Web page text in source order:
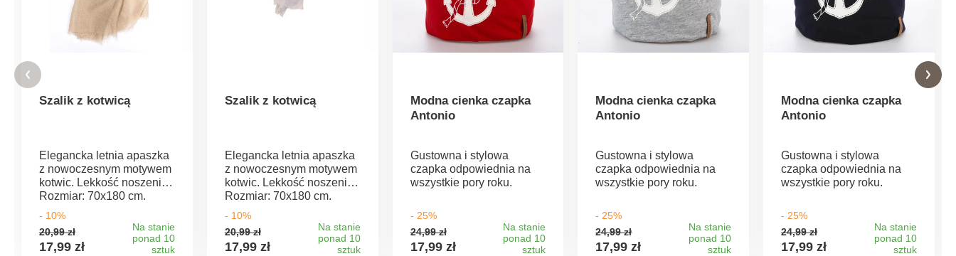
Szalik z kotwicą
Elegancka letnia apaszka
z nowoczesnym motywem
kotwic. Lekkość noszenia.
Rozmiar: 70x180 cm.
Materiał: 35 % wiskoza, 65
% poliester.
- 10%
20,99 zł
17,99 zł
Na stanie
ponad 10
sztuk
Szalik z kotwicą
Elegancka letnia apaszka
z nowoczesnym motywem
kotwic. Lekkość noszenia.
Rozmiar: 70x180 cm.
Materiał: 35 % wiskoza, 65
% poliester.
- 10%
20,99 zł
17,99 zł
Na stanie
ponad 10
sztuk
Modna cienka czapka
Antonio
Gustowna i stylowa
czapka odpowiednia na
wszystkie pory roku.
- 25%
24,99 zł
17,99 zł
Na stanie
ponad 10
sztuk
Modna cienka czapka
Antonio
Gustowna i stylowa
czapka odpowiednia na
wszystkie pory roku.
- 25%
24,99 zł
17,99 zł
Na stanie
ponad 10
sztuk
Modna cienka czapka
Antonio
Gustowna i stylowa
czapka odpowiednia na
wszystkie pory roku.
- 25%
24,99 zł
17,99 zł
Na stanie
ponad 10
sztuk